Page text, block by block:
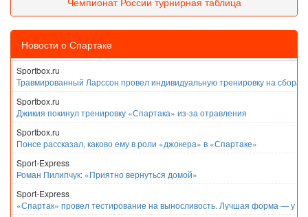
Новости о Спартаке
Sportbox.ru
Травмированный Ларссон провел индивидуальную тренировку на
Sportbox.ru
Джикия покинул тренировку «Спартака» из-за отравления
Sportbox.ru
Понсе рассказал, каково ему в роли «джокера» в «Спартаке»
Sport-Express
Роман Пилипчук: «Приятно вернуться домой»
Sport-Express
«Спартак» провел тестирование на выносливость. Лучшая форма — у